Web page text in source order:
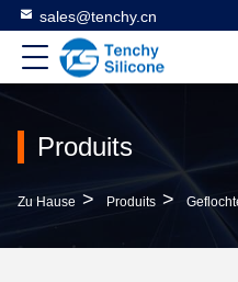
sales@tenchy.cn
Produits
Zu Hause > Produits >